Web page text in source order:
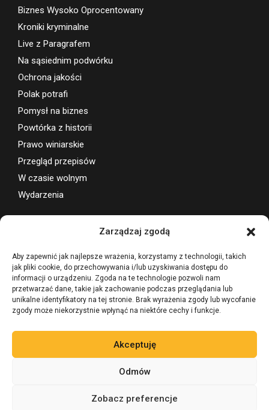
Zarządzaj zgodą
Aby zapewnić jak najlepsze wrażenia, korzystamy z technologii, takich
jak pliki cookie, do przechowywania i/lub uzyskiwania dostępu do
informacji o urządzeniu. Zgoda na te technologie pozwoli nam
przetwarzać dane, takie jak zachowanie podczas przeglądania lub
unikalne identyfikatory na tej stronie. Brak wyrażenia zgody lub wycofanie
zgody może niekorzystnie wpłynąć na niektóre cechy i funkcje.
Akceptuję
Odmów
Zobacz preferencje
Biznes Wysoko Oprocentowany
Kroniki kryminalne
Live z Paragrafem
Na sąsiednim podwórku
Ochrona jakości
Polak potrafi
Pomysł na biznes
Powtórka z historii
Prawo winiarskie
Przegląd przepisów
W czasie wolnym
Wydarzenia
©